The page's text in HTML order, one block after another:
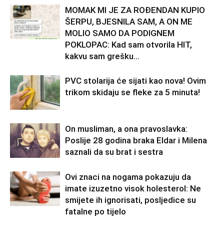
MOMAK MI JE ZA ROĐENDAN KUPIO
ŠERPU, BJESNILA SAM, A ON ME
MOLIO SAMO DA PODIGNEM
POKLOPAC: Kad sam otvorila HIT,
kakvu sam grešku...
PVC stolarija će sijati kao nova! Ovim
trikom skidaju se fleke za 5 minuta!
On musliman, a ona pravoslavka:
Poslije 28 godina braka Eldar i Milena
saznali da su brat i sestra
Ovi znaci na nogama pokazuju da
imate izuzetno visok holesterol: Ne
smijete ih ignorisati, posljedice su
fatalne po tijelo